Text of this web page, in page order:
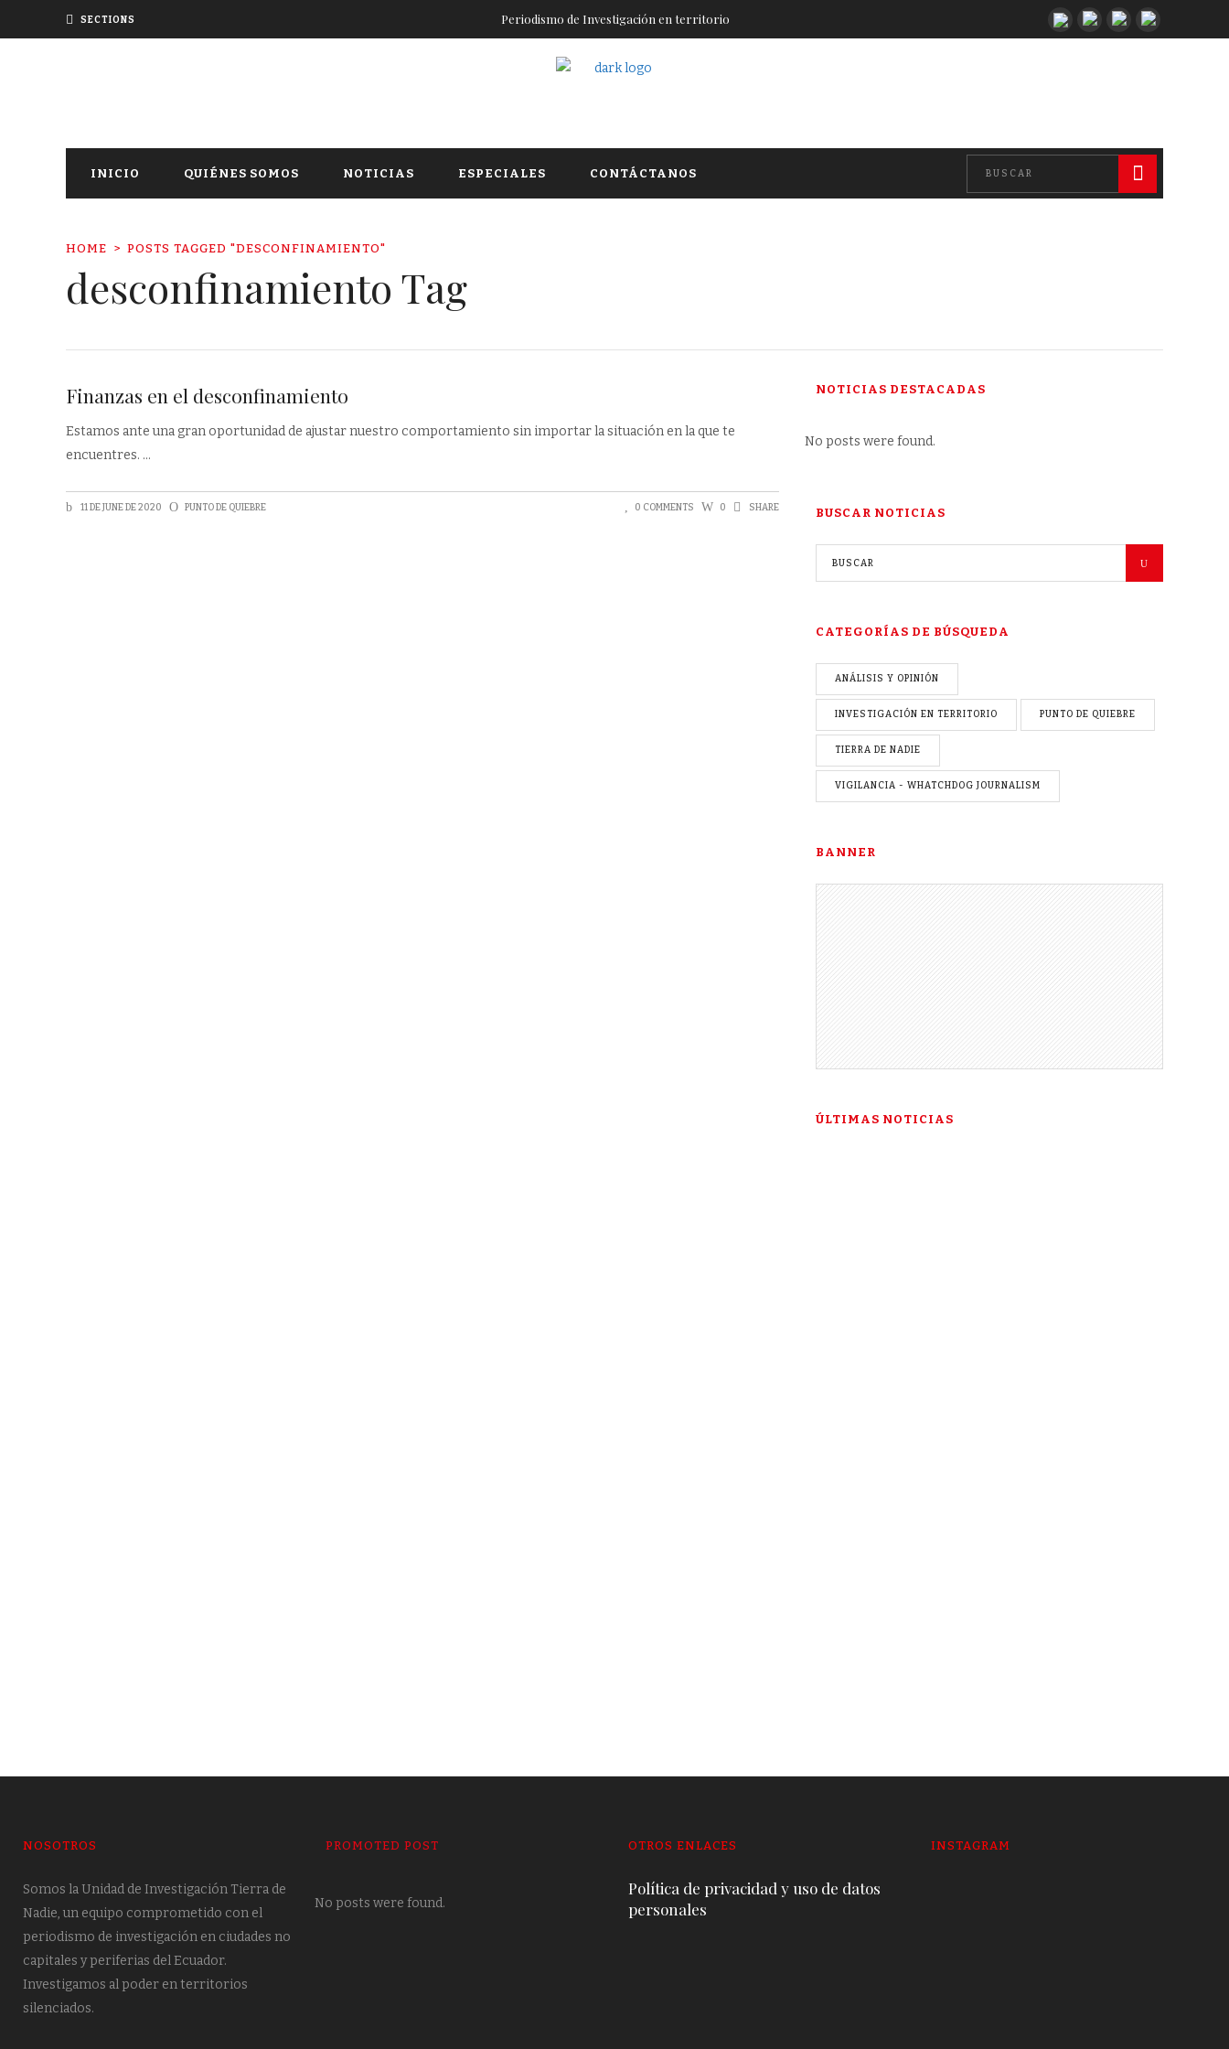
SECTIONS Periodismo de Investigación en territorio
INICIO QUIÉNES SOMOS NOTICIAS ESPECIALES CONTÁCTANOS
HOME POSTS TAGGED "DESCONFINAMIENTO"
desconfinamiento Tag
Finanzas en el desconfinamiento
Estamos ante una gran oportunidad de ajustar nuestro comportamiento sin importar la situación en la que te
encuentres.
11 DE JUNE DE 2020 PUNTO DE QUIEBRE 0 COMMENTS 0 SHARE
NOTICIAS DESTACADAS
No posts were found.
BUSCAR NOTICIAS
CATEGORÍAS DE BÚSQUEDA
ANÁLISIS Y OPINIÓN
INVESTIGACIÓN EN TERRITORIO PUNTO DE QUIEBRE
TIERRA DE NADIE
VIGILANCIA - WHATCHDOG JOURNALISM
BANNER
ÚLTIMAS NOTICIAS
NOSOTROS
Somos la Unidad de Investigación Tierra de
Nadie, un equipo comprometido con el
periodismo de investigación en ciudades no
capitales y periferias del Ecuador.
Investigamos al poder en territorios
silenciados.
PROMOTED POST
No posts were found.
OTROS ENLACES
Política de privacidad y uso de datos
personales
INSTAGRAM